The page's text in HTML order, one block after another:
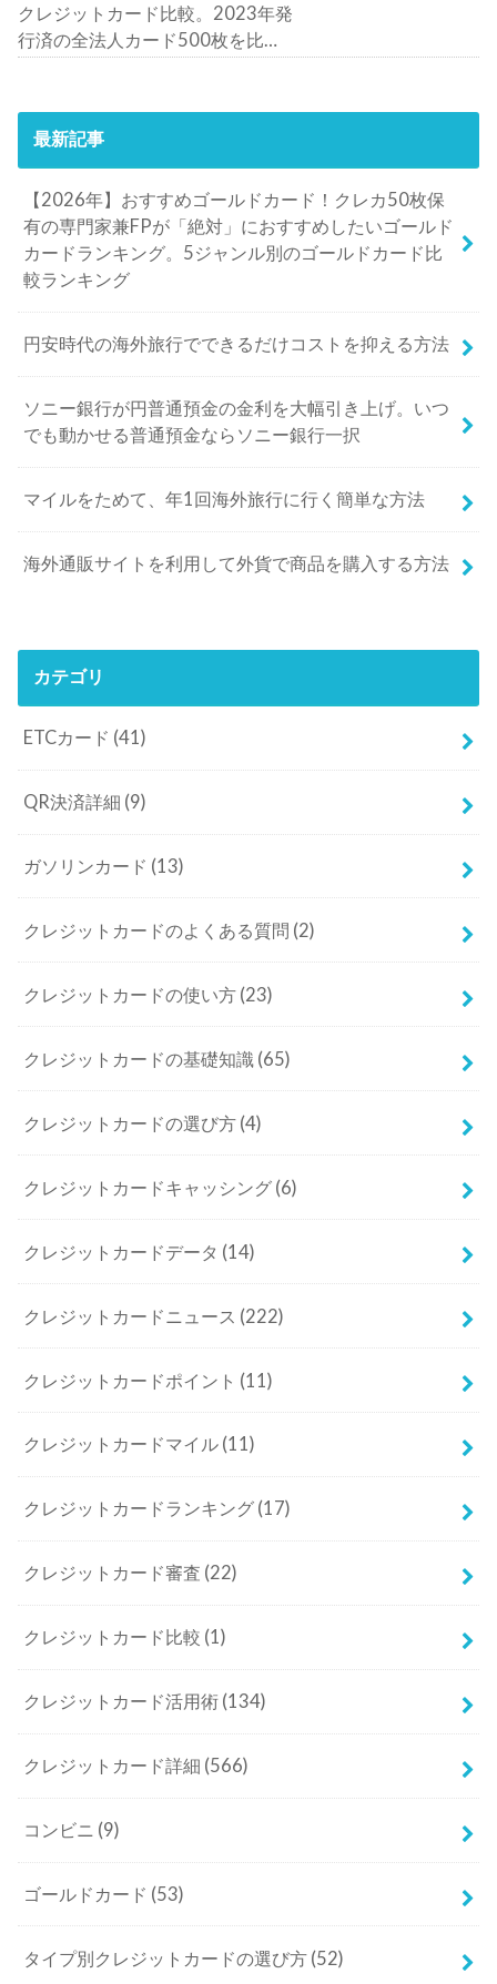
クレジットカード比較。2023年発
行済の全法人カード500枚を比
最新記事
【2026年】おすすめゴールドカード！クレカ50枚保
有の専門家兼FPが「絶対」におすすめしたいゴールド
カードランキング。5ジャンル別のゴールドカード比
較ランキング
円安時代の海外旅行でできるだけコストを抑える方法
ソニー銀行が円普通預金の金利を大幅引き上げ。いつ
でも動かせる普通預金ならソニー銀行一択
マイルをためて、年1回海外旅行に行く簡単な方法
海外通販サイトを利用して外貨で商品を購入する方法
カテゴリ
ETCカード (41)
QR決済詳細 (9)
ガソリンカード (13)
クレジットカードのよくある質問 (2)
クレジットカードの使い方 (23)
クレジットカードの基礎知識 (65)
クレジットカードの選び方 (4)
クレジットカードキャッシング (6)
クレジットカードデータ (14)
クレジットカードニュース (222)
クレジットカードポイント (11)
クレジットカードマイル (11)
クレジットカードランキング (17)
クレジットカード審査 (22)
クレジットカード比較 (1)
クレジットカード活用術 (134)
クレジットカード詳細 (566)
コンビニ (9)
ゴールドカード (53)
タイプ別クレジットカードの選び方 (52)